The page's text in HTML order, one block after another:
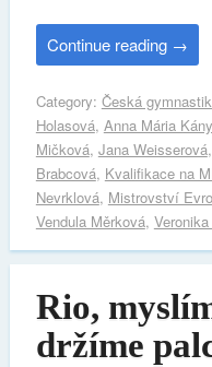
Continue reading →
Category: Česká
Holasová, Anna Mária
Mičková, Jana Weisserová,
Brabcová, Kvalifikace na
Nevrklová, Mistrovství
Vendula Měrková,
Rio,
držíme